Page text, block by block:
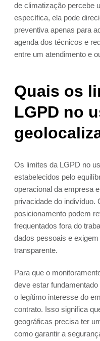
de climatização percebe
específica, ela pode
preventiva apenas para
agenda dos técnicos e
entre um atendimento e
Quais os
LGPD no
Os limites da LGPD no
estabelecidos pelo
operacional da empresa
privacidade do indivíduo.
posicionamento podem
frequentados fora do
dados pessoais e
transparente.
Para que o
deve estar
o legítimo interesse do
contrato. Isso significa
geográficas precisa ter
como garantir a